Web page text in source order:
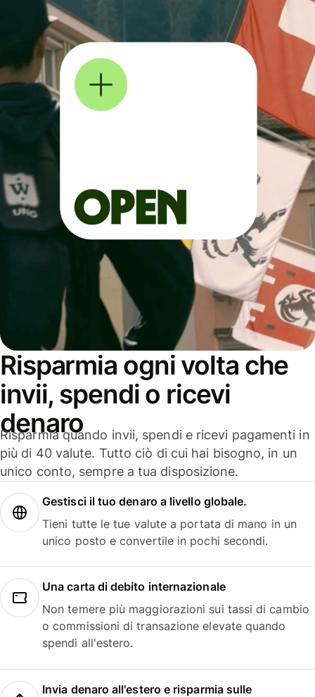
Risparmia ogni volta che
invii, spendi o ricevi
denaro
Risparmia quando invii, spendi e ricevi pagamenti in
più di 40 valute. Tutto ciò di cui hai bisogno, in un
unico conto, sempre a tua disposizione.
Gestisci il tuo denaro a livello globale.
Tieni tutte le tue valute a portata di mano in un
unico posto e convertile in pochi secondi.
Una carta di debito internazionale
Non temere più maggiorazioni sui tassi di cambio
o commissioni di transazione elevate quando
spendi all'estero.
Invia denaro all'estero e risparmia sulle